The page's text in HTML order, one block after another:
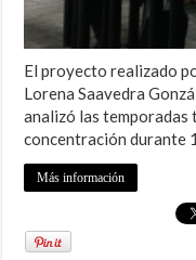
El proyecto realizado
Lorena Saavedra
analizó las temporadas
concentración durante
Más información